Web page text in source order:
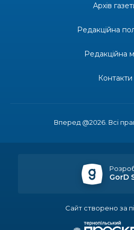
Одна з найяскравіших
професійним святом
спецрахунки
Іпотеку для ВПО
Перемога бахмутян на
Вперед @2026. Всі
Архів
Редакційна
Редакційна
Контакти
GorD
Сайт створено за